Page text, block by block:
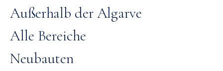
Außerhalb der Algarve
Alle Bereiche
Neubauten